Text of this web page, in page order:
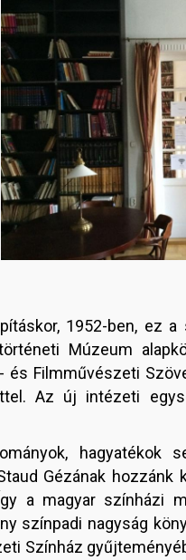
1952-ben, ez
Múzeum
Filmművészeti
Az új intézeti
hagyatékok
Gézának
a magyar színházi
színpadi nagyság
Színház